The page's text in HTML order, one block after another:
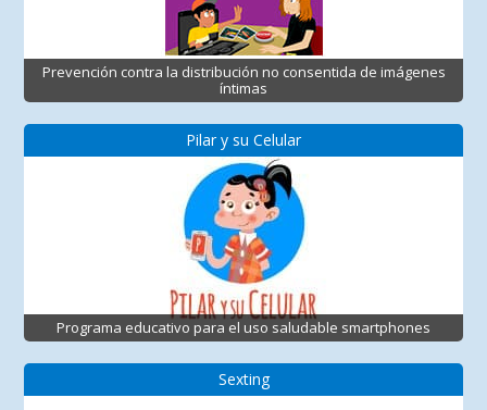
Prevención contra la distribución no consentida de imágenes
íntimas
Pilar y su Celular
Programa educativo para el uso saludable smartphones
Sexting